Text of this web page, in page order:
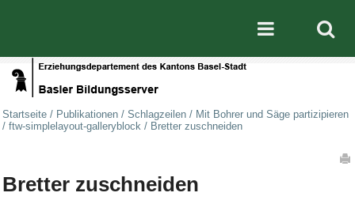
Mobile
Startseite / Publikationen / Schlagzeilen / Mit Bohrer und Säge partizipieren
/ ftw-simplelayout-galleryblock / Bretter zuschneiden
Bretter zuschneiden